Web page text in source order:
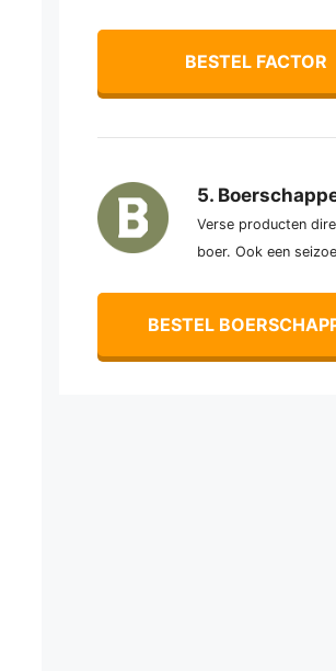
BESTEL FACTOR
5.
Verse producten
boer. Ook een
BESTEL